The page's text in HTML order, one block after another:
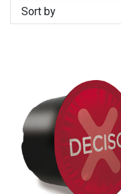
Sort by